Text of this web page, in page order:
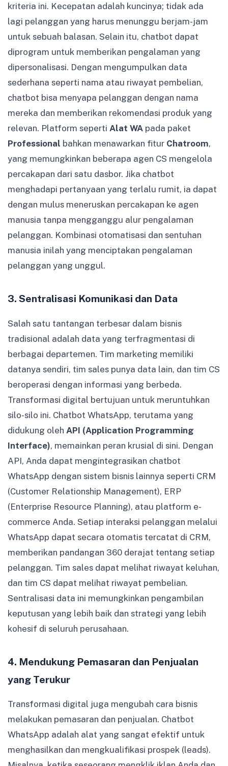
kriteria ini. Kecepatan adalah kuncinya; tidak ada
lagi pelanggan yang harus menunggu berjam-jam
untuk sebuah balasan. Selain itu, chatbot dapat
diprogram untuk memberikan pengalaman yang
dipersonalisasi. Dengan mengumpulkan data
sederhana seperti nama atau riwayat pembelian,
chatbot bisa menyapa pelanggan dengan nama
mereka dan memberikan rekomendasi produk yang
relevan. Platform seperti Alat WA pada paket
Professional bahkan menawarkan fitur Chatroom,
yang memungkinkan beberapa agen CS mengelola
percakapan dari satu dasbor. Jika chatbot
menghadapi pertanyaan yang terlalu rumit, ia dapat
dengan mulus meneruskan percakapan ke agen
manusia tanpa mengganggu alur pengalaman
pelanggan. Kombinasi otomatisasi dan sentuhan
manusia inilah yang menciptakan pengalaman
pelanggan yang unggul.
3. Sentralisasi Komunikasi dan Data
Salah satu tantangan terbesar dalam bisnis
tradisional adalah data yang terfragmentasi di
berbagai departemen. Tim marketing memiliki
datanya sendiri, tim sales punya data lain, dan tim CS
beroperasi dengan informasi yang berbeda.
Transformasi digital bertujuan untuk meruntuhkan
silo-silo ini. Chatbot WhatsApp, terutama yang
didukung oleh API (Application Programming
Interface), memainkan peran krusial di sini. Dengan
API, Anda dapat mengintegrasikan chatbot
WhatsApp dengan sistem bisnis lainnya seperti CRM
(Customer Relationship Management), ERP
(Enterprise Resource Planning), atau platform e-
commerce Anda. Setiap interaksi pelanggan melalui
WhatsApp dapat secara otomatis tercatat di CRM,
memberikan pandangan 360 derajat tentang setiap
pelanggan. Tim sales dapat melihat riwayat keluhan,
dan tim CS dapat melihat riwayat pembelian.
Sentralisasi data ini memungkinkan pengambilan
keputusan yang lebih baik dan strategi yang lebih
kohesif di seluruh perusahaan.
4. Mendukung Pemasaran dan Penjualan
yang Terukur
Transformasi digital juga mengubah cara bisnis
melakukan pemasaran dan penjualan. Chatbot
WhatsApp adalah alat yang sangat efektif untuk
menghasilkan dan mengkualifikasi prospek (leads).